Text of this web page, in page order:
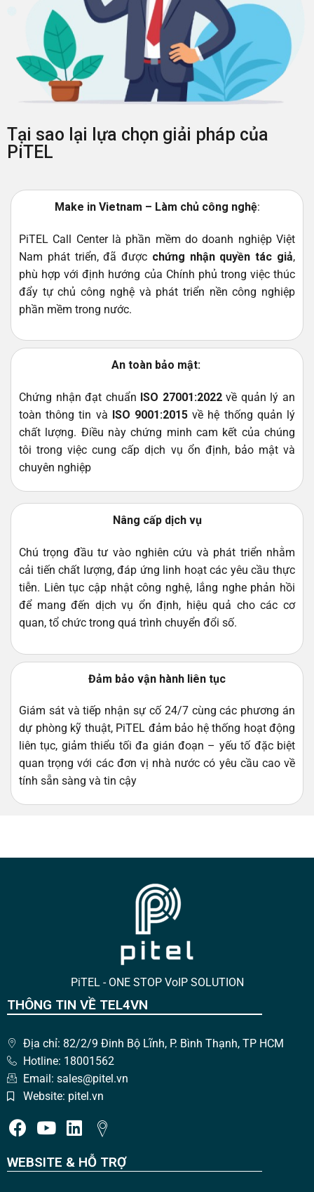
Tại sao lại lựa chọn giải pháp của
PiTEL
Make in Vietnam – Làm chủ công nghệ:
PiTEL Call Center là phần mềm do doanh nghiệp Việt
Nam phát triển, đã được chứng nhận quyền tác giả,
phù hợp với định hướng của Chính phủ trong việc thúc
đẩy tự chủ công nghệ và phát triển nền công nghiệp
phần mềm trong nước.
An toàn bảo mật:
Chứng nhận đạt chuẩn ISO 27001:2022về quản lý an
toàn thông tin và ISO 9001:2015 về hệ thống quản lý
chất lượng. Điều này chứng minh cam kết của chúng
tôi trong việc cung cấp dịch vụ ổn định, bảo mật và
chuyên nghiệp
Nâng cấp dịch vụ
Chú trọng đầu tư vào nghiên cứu và phát triển nhằm
cải tiến chất lượng, đáp ứng linh hoạt các yêu cầu thực
tiễn. Liên tục cập nhật công nghệ, lắng nghe phản hồi
để mang đến dịch vụ ổn định, hiệu quả cho các cơ
quan, tổ chức trong quá trình chuyển đổi số.
Đảm bảo vận hành liên tục
Giám sát và tiếp nhận sự cố 24/7 cùng các phương án
dự phòng kỹ thuật, PiTEL đảm bảo hệ thống hoạt động
liên tục, giảm thiểu tối đa gián đoạn – yếu tố đặc biệt
quan trọng với các đơn vị nhà nước có yêu cầu cao về
tính sẵn sàng và tin cậy
PiTEL - ONE STOP VoIP SOLUTION
THÔNG TIN VỀ TEL4VN
Địa chỉ: 82/2/9 Đinh Bộ Lĩnh, P. Bình Thạnh, TP HCM
Hotline: 18001562
Email: sales@pitel.vn
Website: pitel.vn
WEBSITE & HỖ TRỢ